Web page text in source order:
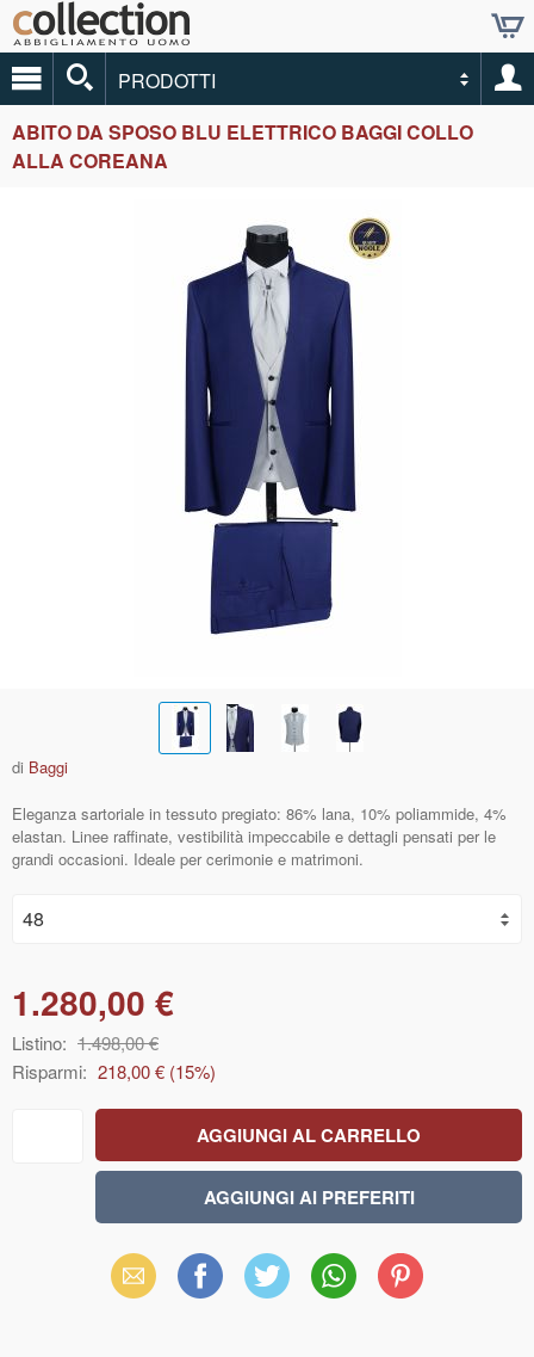
PRODOTTI
ABITO DA SPOSO BLU ELETTRICO BAGGI COLLO
ALLA COREANA
di Baggi
Eleganza sartoriale in tessuto pregiato: 86% lana, 10% poliammide, 4%
elastan. Linee raffinate, vestibilità impeccabile e dettagli pensati per le
grandi occasioni. Ideale per cerimonie e matrimoni.
1.280,00 €
Listino: 1.498,00 €
Risparmi: 218,00 € (15%)
Email Facebook X WhatsAppPinterest